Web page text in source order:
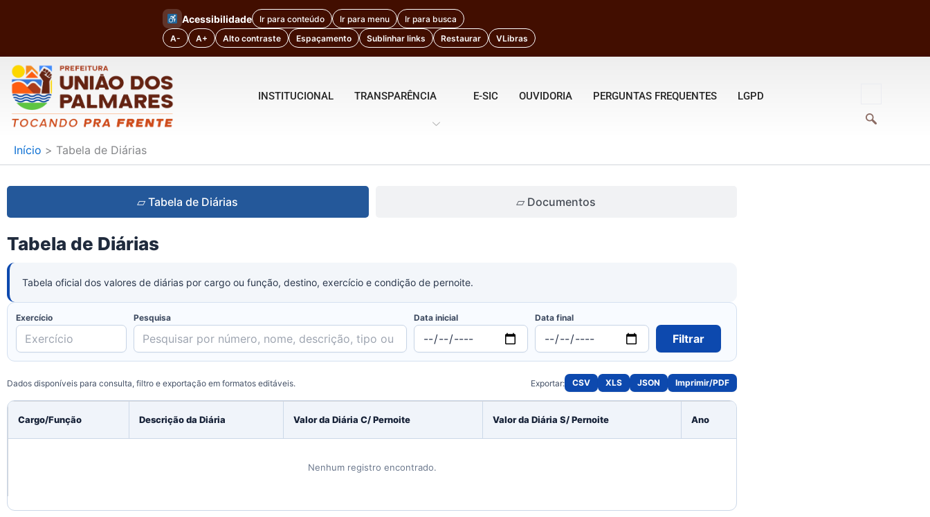
conteúdo
Acessibilidade Ir para conteúdo Ir para menu
Ir para busca
A-
A+ Alto contraste Espaçamento Sublinhar links Restaurar VLibras
INSTITUCIONAL TRANSPARÊNCIA E-SIC OUVIDORIA PERGUNTAS FREQUENTES LGPD
Início Tabela de Diárias
▱ Tabela de Diárias ▱ Documentos
Tabela de Diárias
Tabela oficial dos valores de diárias por cargo ou função, destino, exercício e condição de pernoite.
Exercício Pesquisa Data inicial Data final
Filtrar
Dados disponíveis para consulta, filtro e exportação em formatos editáveis. Exportar: CSV XLS JSON Imprimir/PDF
Cargo/Função Descrição da Diária Valor da Diária C/ Pernoite Valor da Diária S/ Pernoite Ano
Nenhum registro encontrado.